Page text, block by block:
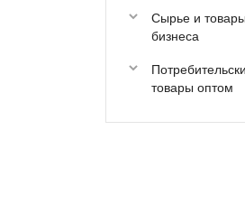
Сырье и
бизнеса
товары оптом